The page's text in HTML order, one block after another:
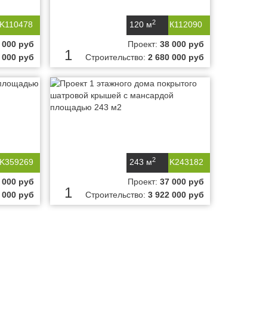
K110478
000 руб
000 руб
К112090
120 м2
1
Проект: 38 000 руб
Строительство: 2 680 000 руб
K359269
000 руб
000 руб
K243182
243 м2
1
Проект: 37 000 руб
Строительство: 3 922 000 руб